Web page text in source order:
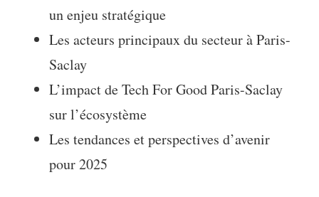
un enjeu stratégique
Les acteurs principaux du secteur à Paris-
Saclay
L’impact de Tech For Good Paris-Saclay
sur l’écosystème
Les tendances et perspectives d’avenir
pour 2025